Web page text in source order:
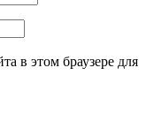
в этом браузере для